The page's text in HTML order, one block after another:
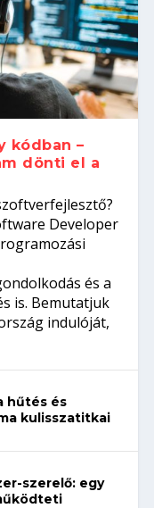
ezeket a
felvételi?
kódban –
dönti el a
ki
kódban –
dönti el a
Developer
és a
is. Bemutatjuk
indulóját,
hűtés és
kulisszatitkai
szerelő: egy